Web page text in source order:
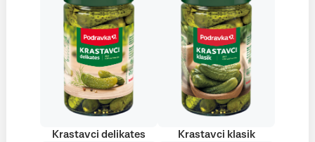
Krastavci delikates Krastavci klasik